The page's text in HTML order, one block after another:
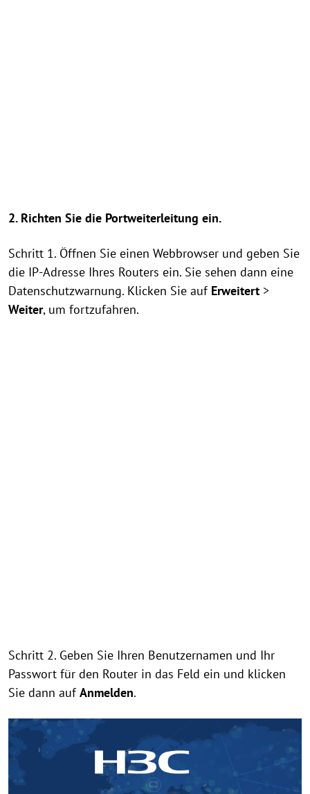
2. Richten Sie die Portweiterleitung ein.
Schritt 1. Öffnen Sie einen Webbrowser und geben Sie
die IP-Adresse Ihres Routers ein. Sie sehen dann eine
Datenschutzwarnung. Klicken Sie auf Erweitert >
Weiter, um fortzufahren.
Schritt 2. Geben Sie Ihren Benutzernamen und Ihr
Passwort für den Router in das Feld ein und klicken
Sie dann aufAnmelden.